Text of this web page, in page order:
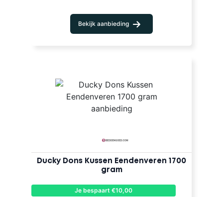
Bekijk aanbieding
Ducky Dons Kussen Eendenveren 1700
gram
Je bespaart €10,00